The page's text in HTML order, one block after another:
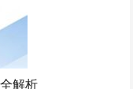
解析